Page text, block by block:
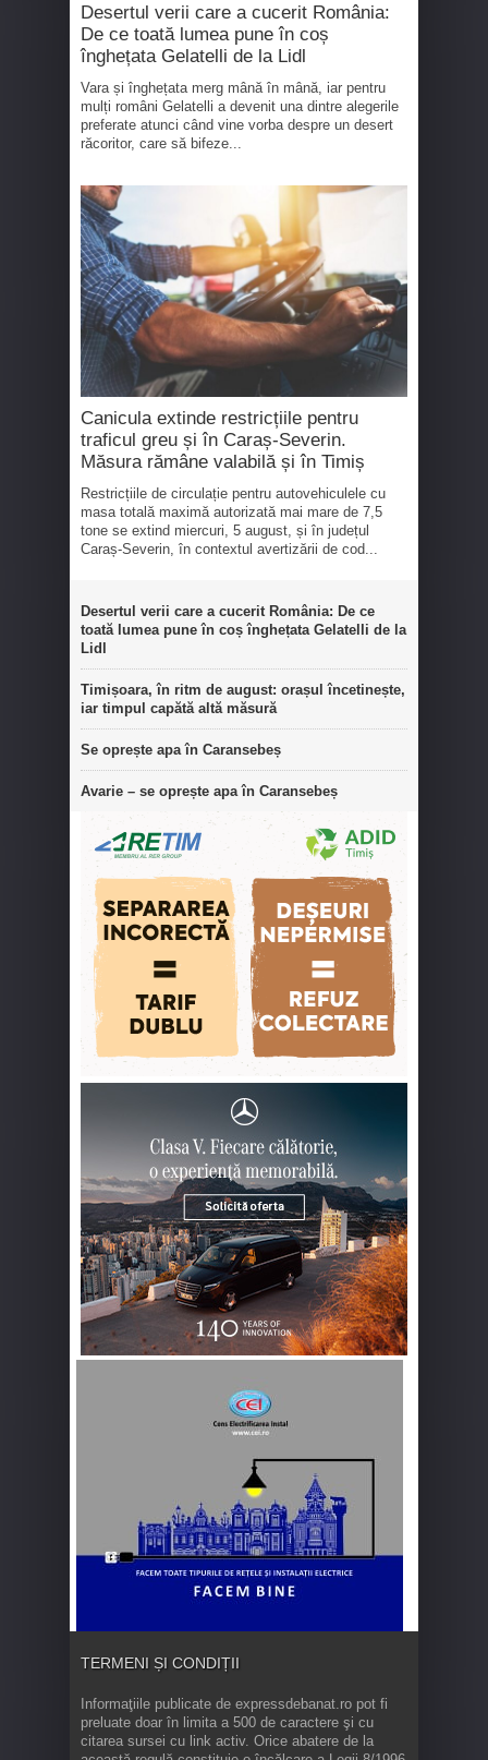
Desertul verii care a cucerit România:
De ce toată lumea pune în coș
înghețata Gelatelli de la Lidl
Vara și înghețata merg mână în mână, iar pentru
mulți români Gelatelli a devenit una dintre alegerile
preferate atunci când vine vorba despre un desert
răcoritor, care să bifeze...
Canicula extinde restricțiile pentru
traficul greu și în Caraș-Severin.
Măsura rămâne valabilă și în Timiș
Restricțiile de circulație pentru autovehiculele cu
masa totală maximă autorizată mai mare de 7,5
tone se extind miercuri, 5 august, și în județul
Caraș-Severin, în contextul avertizării de cod...
Desertul verii care a cucerit România: De ce
toată lumea pune în coș înghețata Gelatelli de la
Lidl
Timișoara, în ritm de august: orașul încetinește,
iar timpul capătă altă măsură
Se oprește apa în Caransebeș
Avarie – se oprește apa în Caransebeș
TERMENI ȘI CONDIȚII
Informaţiile publicate de expressdebanat.ro pot fi
preluate doar în limita a 500 de caractere şi cu
citarea sursei cu link activ. Orice abatere de la